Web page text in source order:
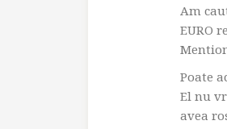
Am
EURO
Poate
El nu
avea